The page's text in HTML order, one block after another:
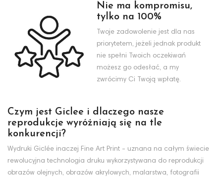
Nie ma kompromisu,
tylko na 100%
Twoje zadowolenie jest dla nas
priorytetem, jeżeli jednak produkt
nie spełni Twoich oczekiwań
możesz go odesłać, a my
zwrócimy Ci Twoją wpłatę.
Czym jest Giclee i dlaczego nasze
reprodukcje wyróżniają się na tle
konkurencji?
Wydruki Giclée inaczej Fine Art Print - uznana na całym świecie
rewolucyjna technologia druku wykorzystywana do reprodukcji
obrazów olejnych, obrazów akrylowych, malarstwa, fotografii